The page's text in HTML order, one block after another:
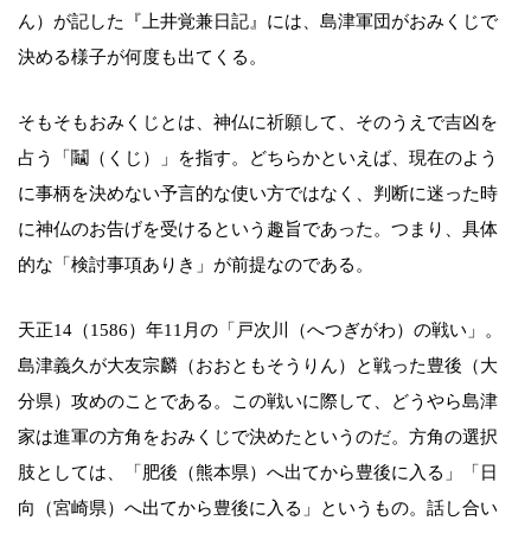
ん）が記した『上井覚兼日記』には、島津軍団がおみくじで
決める様子が何度も出てくる。
そもそもおみくじとは、神仏に祈願して、そのうえで吉凶を
占う「鬮（くじ）」を指す。どちらかといえば、現在のよう
に事柄を決めない予言的な使い方ではなく、判断に迷った時
に神仏のお告げを受けるという趣旨であった。つまり、具体
的な「検討事項ありき」が前提なのである。
天正14（1586）年11月の「戸次川（へつぎがわ）の戦い」。
島津義久が大友宗麟（おおともそうりん）と戦った豊後（大
分県）攻めのことである。この戦いに際して、どうやら島津
家は進軍の方角をおみくじで決めたというのだ。方角の選択
肢としては、「肥後（熊本県）へ出てから豊後に入る」「日
向（宮崎県）へ出てから豊後に入る」というもの。話し合い